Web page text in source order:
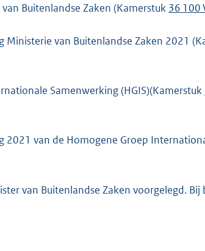
Buitenlandse Zaken (Kamerstuk 36 100
Ministerie van Buitenlandse Zaken 2021
Samenwerking (HGIS)(Kamerstuk
2021 van de Homogene Groep
van Buitenlandse Zaken voorgelegd. Bij